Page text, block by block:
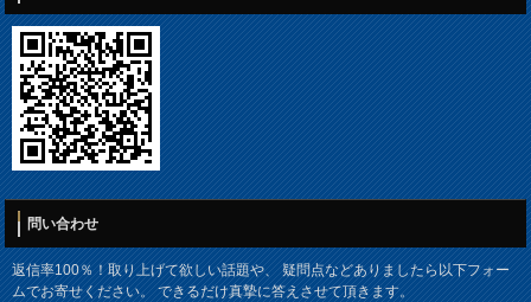
問い合わせ
返信率100％！取り上げて欲しい話題や、 疑問点などありましたら以下フォー
ムでお寄せください。 できるだけ真摯に答えさせて頂きます。